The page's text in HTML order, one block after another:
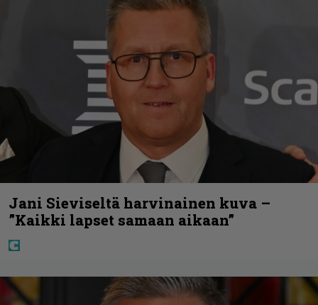
Jani Sieviseltä harvinainen kuva –
”Kaikki lapset samaan aikaan”